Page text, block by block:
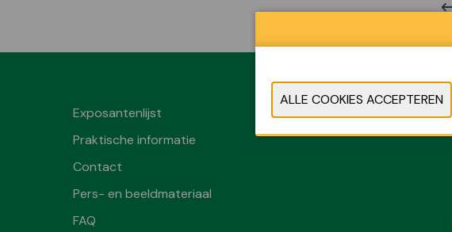
Exposantenlijst
Praktische informatie
Contact
Pers- en beeldmateriaal
FAQ